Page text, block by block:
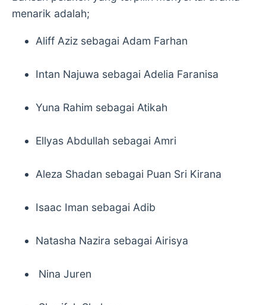
menarik adalah;
Aliff Aziz sebagai Adam Farhan
Intan Najuwa sebagai Adelia Faranisa
Yuna Rahim sebagai Atikah
Ellyas Abdullah sebagai Amri
Aleza Shadan sebagai Puan Sri Kirana
Isaac Iman sebagai Adib
Natasha Nazira sebagai Airisya
Nina Juren